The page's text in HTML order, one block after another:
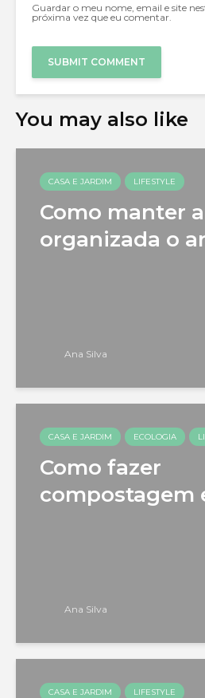
Guardar o meu nome, email e site
próxima vez que eu comentar.
You may also like
CASA E JARDIM LIFESTYLE
Como manter
organizada o
Ana Silva
CASA E JARDIM ECOLOGIA
Como fazer
compostagem
Ana Silva
CASA E JARDIM LIFESTYLE